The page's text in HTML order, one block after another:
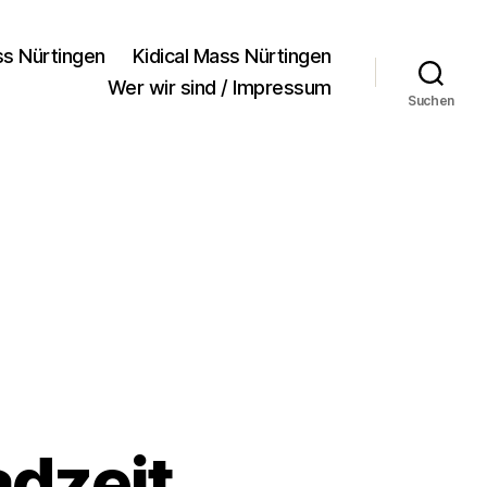
Nürtingen
Kidical Mass Nürtingen
Wer wir sind / Impressum
Suchen